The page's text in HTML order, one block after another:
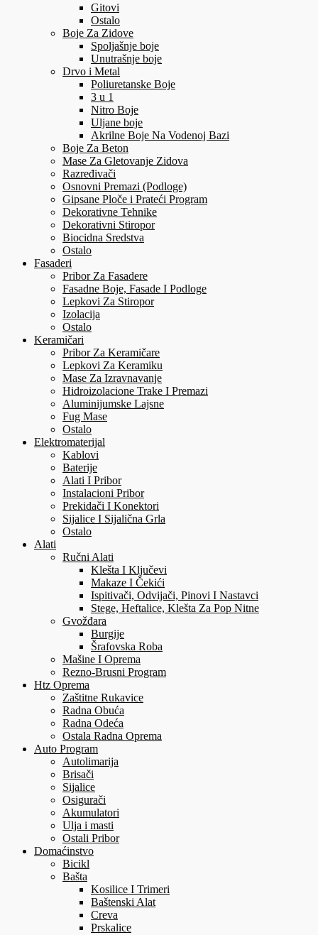
Gitovi
Ostalo
Boje Za Zidove
Spoljašnje boje
Unutrašnje boje
Drvo i Metal
Poliuretanske Boje
3 u 1
Nitro Boje
Uljane boje
Akrilne Boje Na Vodenoj Bazi
Boje Za Beton
Mase Za Gletovanje Zidova
Razređivači
Osnovni Premazi (Podloge)
Gipsane Ploče i Prateći Program
Dekorativne Tehnike
Dekorativni Stiropor
Biocidna Sredstva
Ostalo
Fasaderi
Pribor Za Fasadere
Fasadne Boje, Fasade I Podloge
Lepkovi Za Stiropor
Izolacija
Ostalo
Keramičari
Pribor Za Keramičare
Lepkovi Za Keramiku
Mase Za Izravnavanje
Hidroizolacione Trake I Premazi
Aluminijumske Lajsne
Fug Mase
Ostalo
Elektromaterijal
Kablovi
Baterije
Alati I Pribor
Instalacioni Pribor
Prekidači I Konektori
Sijalice I Sijalična Grla
Ostalo
Alati
Ručni Alati
Klešta I Ključevi
Makaze I Čekići
Ispitivači, Odvijači, Pinovi I Nastavci
Stege, Heftalice, Klešta Za Pop Nitne
Gvožđara
Burgije
Šrafovska Roba
Mašine I Oprema
Rezno-Brusni Program
Htz Oprema
Zaštitne Rukavice
Radna Obuća
Radna Odeća
Ostala Radna Oprema
Auto Program
Autolimarija
Brisači
Sijalice
Osigurači
Akumulatori
Ulja i masti
Ostali Pribor
Domaćinstvo
Bicikl
Bašta
Kosilice I Trimeri
Baštenski Alat
Creva
Prskalice